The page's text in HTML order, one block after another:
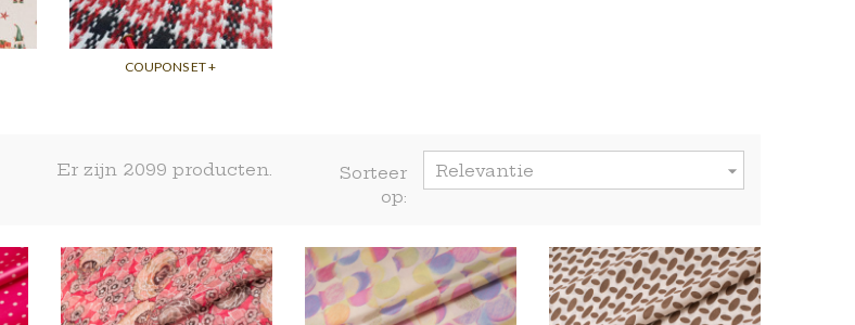
COUPONS ET +
Er zijn 2099 producten.
Sorteer
op:
Relevantie 